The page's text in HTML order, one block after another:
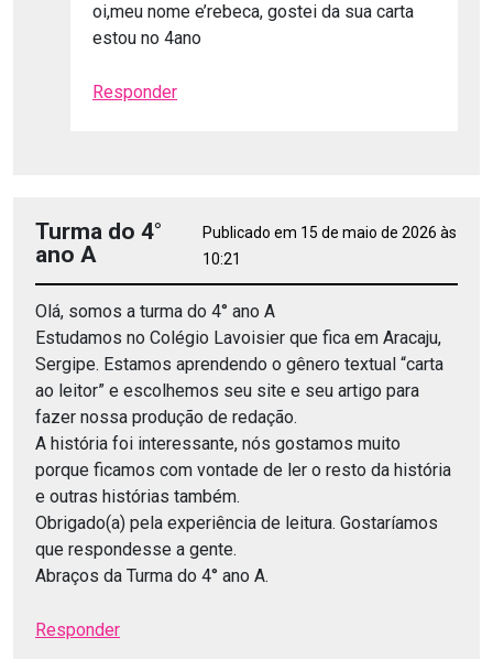
oi,meu nome e’rebeca, gostei da sua carta
estou no 4ano
Responder
Turma do 4°
ano A
Publicado em 15 de maio de 2026 às
10:21
Olá, somos a turma do 4° ano A
Estudamos no Colégio Lavoisier que fica em Aracaju,
Sergipe. Estamos aprendendo o gênero textual “carta
ao leitor” e escolhemos seu site e seu artigo para
fazer nossa produção de redação.
A história foi interessante, nós gostamos muito
porque ficamos com vontade de ler o resto da história
e outras histórias também.
Obrigado(a) pela experiência de leitura. Gostaríamos
que respondesse a gente.
Abraços da Turma do 4° ano A.
Responder